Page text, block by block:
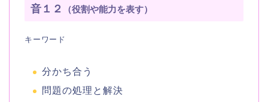
音１２ （役割や能力を表す）
キーワード
分かち合う
問題の処理と解決